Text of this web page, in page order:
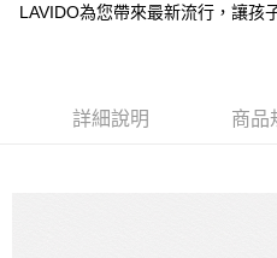
醒簡訊。
1.本服務係由「台灣大哥大股份有限
付款後7-11取貨
LAVIDO為您帶來最新流行，讓孩
詳細說明 商品